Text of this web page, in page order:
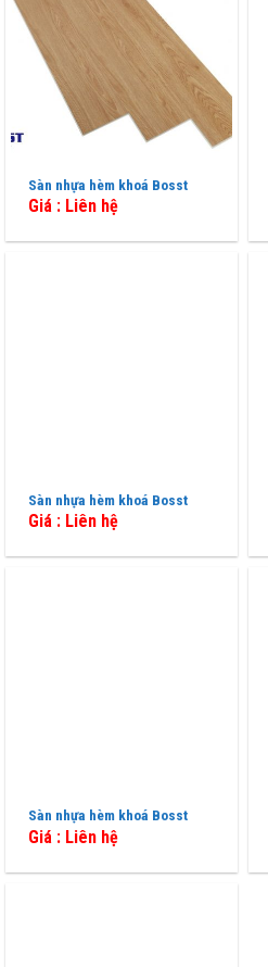
Sàn nhựa hèm khoá Bosst
Giá : Liên hệ
Sàn nhựa hèm khoá Bosst
Giá : Liên hệ
Sàn nhựa hèm khoá Bosst
Giá : Liên hệ